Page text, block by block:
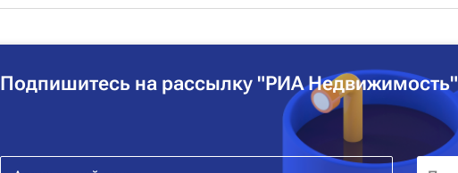
Подпишитесь на рассылку "РИА Недвижимость"